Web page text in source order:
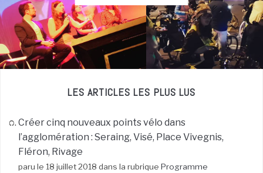
LES ARTICLES LES PLUS LUS
Créer cinq nouveaux points vélo dans
l’agglomération : Seraing, Visé, Place Vivegnis,
Fléron, Rivage
paru le 18 juillet 2018 dans la rubrique Programme